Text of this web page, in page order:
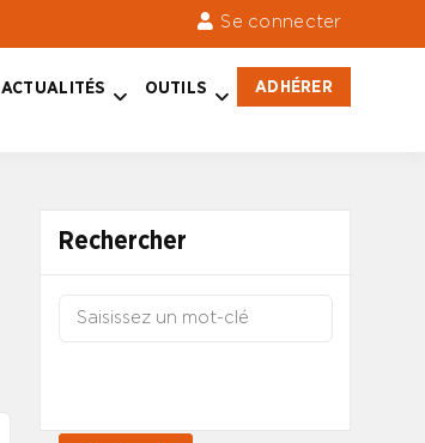
Se connecter
ACTUALITÉS OUTILS ADHÉRER
Rechercher